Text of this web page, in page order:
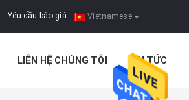
Vietnamese
Yêu cầu báo giá |
LIÊN HỆ CHÚNG TÔI TIN TỨC